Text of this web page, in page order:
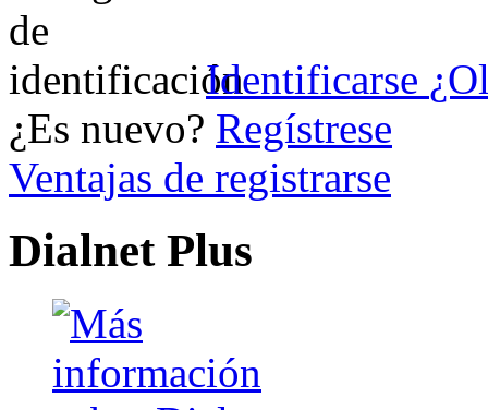
Identificarse
¿Es nuevo? Regístrese
Ventajas de registrarse
Dialnet Plus